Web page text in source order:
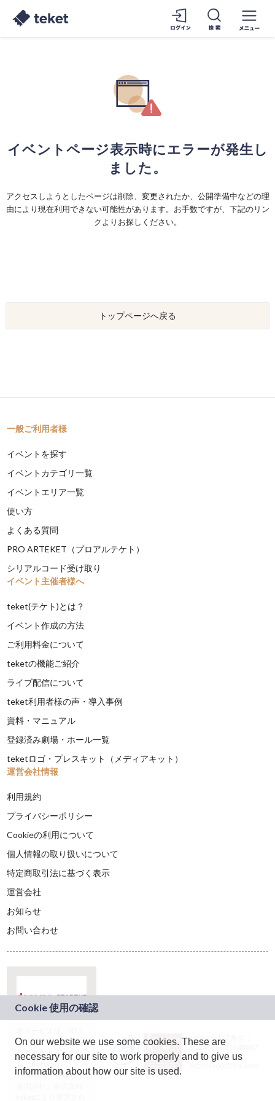
イベントページ表示時にエラーが発生し
ました。
アクセスしようとしたページは削除、変更されたか、公開準備中などの理
由により現在利用できない可能性があります。お手数ですが、下記のリン
クよりお探しください。
トップページへ戻る
一般ご利用者様
イベントを探す
イベントカテゴリ一覧
イベントエリア一覧
使い方
よくある質問
PRO ARTEKET（プロアルテケト）
シリアルコード受け取り
イベント主催者様へ
teket(テケト)とは？
イベント作成の方法
ご利用料金について
teketの機能ご紹介
ライブ配信について
teket利用者様の声・導入事例
資料・マニュアル
登録済み劇場・ホール一覧
teketロゴ・プレスキット（メディアキット）
運営会社情報
利用規約
プライバシーポリシー
Cookieの利用について
個人情報の取り扱いについて
特定商取引法に基づく表示
運営会社
お知らせ
お問い合わせ
ドコモグループの新
規事業創出プログラ
ム「docomo
STARTUP」を通じて
JASRAC許諾番号：
9024936001Y45037
JASRAC許諾番号：
On our website we use some cookies. These are
necessary for our site to work properly and to give us
information about how our site is used.